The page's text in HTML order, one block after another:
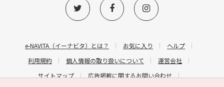
e-NAVITA（イーナビタ）とは？ お気に入り
ヘルプ
利用規約
個人情報の取り扱いについて
運営会社
サイトマップ
広告掲載に関するお問い合わせ